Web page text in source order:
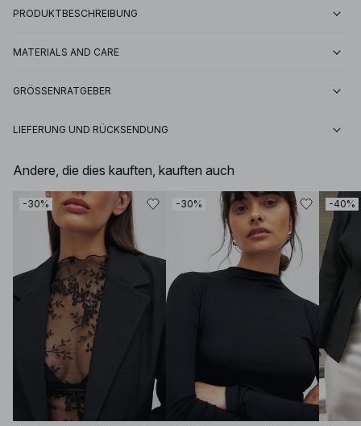
PRODUKTBESCHREIBUNG
MATERIALS AND CARE
GRÖSSENRATGEBER
LIEFERUNG UND RÜCKSENDUNG
Andere, die dies kauften, kauften auch
-30% -30% -40%